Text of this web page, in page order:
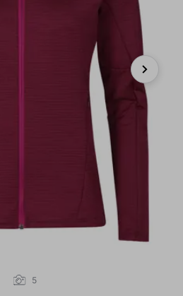
Next
5